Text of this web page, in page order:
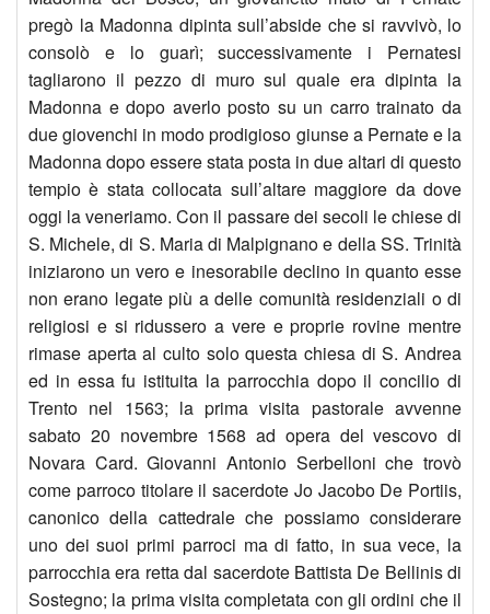
pregò la Madonna dipinta sull’abside che si ravvivò, lo
consolò e lo guarì; successivamente i Pernatesi
tagliarono il pezzo di muro sul quale era dipinta la
Madonna e dopo averlo posto su un carro trainato da
due giovenchi in modo prodigioso giunse a Pernate e la
Madonna dopo essere stata posta in due altari di questo
tempio è stata collocata sull’altare maggiore da dove
oggi la veneriamo. Con il passare dei secoli le chiese di
S. Michele, di S. Maria di Malpignano e della SS. Trinità
iniziarono un vero e inesorabile declino in quanto esse
non erano legate più a delle comunità residenziali o di
religiosi e si ridussero a vere e proprie rovine mentre
rimase aperta al culto solo questa chiesa di S. Andrea
ed in essa fu istituita la parrocchia dopo il concilio di
Trento nel 1563; la prima visita pastorale avvenne
sabato 20 novembre 1568 ad opera del vescovo di
Novara Card. Giovanni Antonio Serbelloni che trovò
come parroco titolare il sacerdote Jo Jacobo De Portiis,
canonico della cattedrale che possiamo considerare
uno dei suoi primi parroci ma di fatto, in sua vece, la
parrocchia era retta dal sacerdote Battista De Bellinis di
Sostegno; la prima visita completata con gli ordini che il